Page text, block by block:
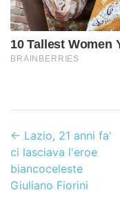
← Lazio, 21 anni fa'
ci lasciava l'eroe
biancoceleste
Giuliano Fiorini